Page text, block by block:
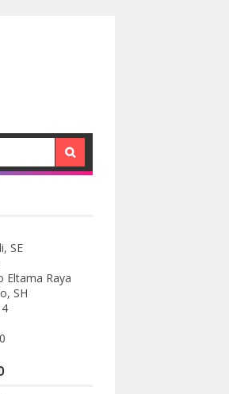
SE
Eltama Raya
SH